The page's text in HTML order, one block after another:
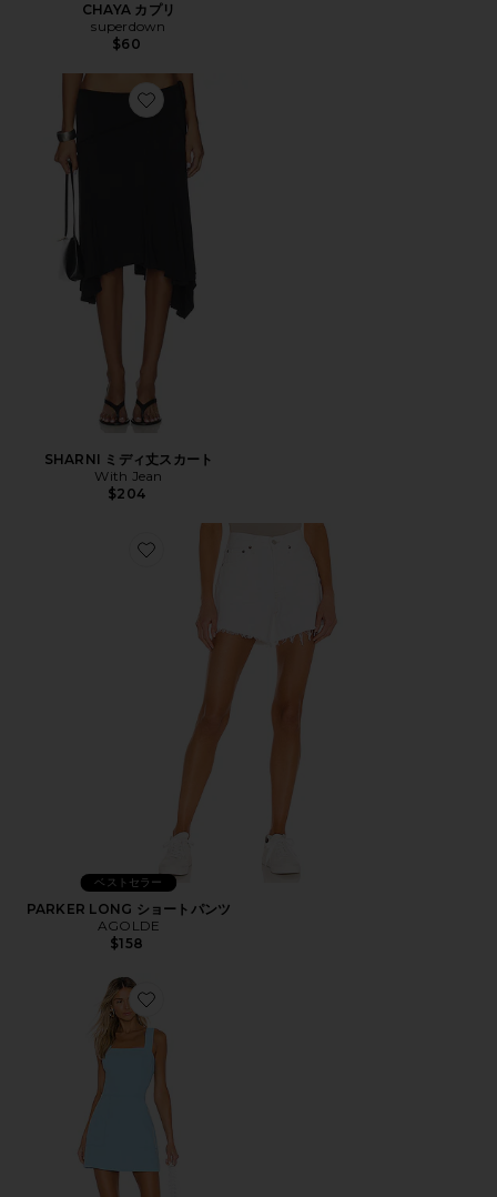
CHAYA カプリ
superdown
$60
Favorite SHARNI ミディ丈スカート
SHARNI ミディ丈スカート
With Jean
$204
Favorite PARKER LONG ショートパンツ
ベストセラー
PARKER LONG ショートパンツ
AGOLDE
$158
Favorite ACE ミニドレス